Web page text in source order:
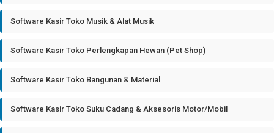
Software Kasir Toko Musik & Alat Musik
Software Kasir Toko Perlengkapan Hewan (Pet Shop)
Software Kasir Toko Bangunan & Material
Software Kasir Toko Suku Cadang & Aksesoris Motor/Mobil